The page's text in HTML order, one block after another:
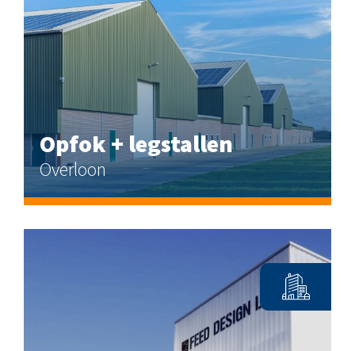
Opfok + legstallen
Overloon